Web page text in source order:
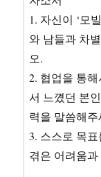
1. 자신이 ‘모
와 남들과 차
오.
2. 협업을 통
서 느꼈던 본
력을 말씀해주
3. 스스로 목
겪은 어려움